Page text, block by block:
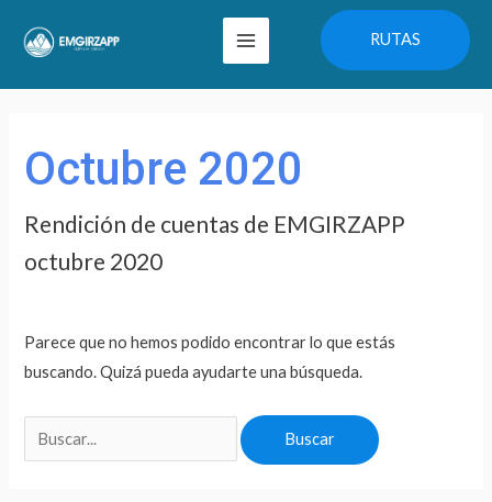
Main
Menu
RUTAS
Octubre 2020
Rendición de cuentas de EMGIRZAPP
octubre 2020
Parece que no hemos podido encontrar lo que estás
buscando. Quizá pueda ayudarte una búsqueda.